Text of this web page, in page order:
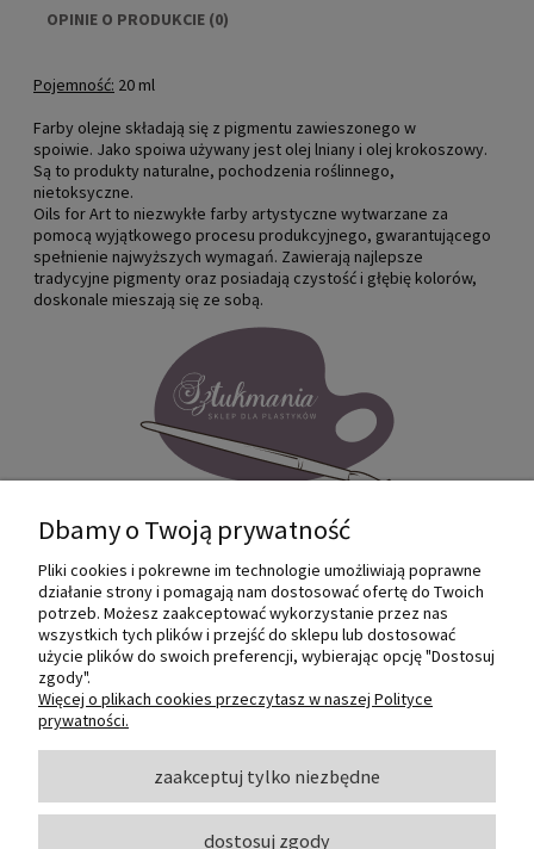
CENA NIE ZAWIERA EWENTUALNYCH KOSZTÓW
OPINIE O PRODUKCIE (0)
Pojemność: 20 ml
Farby olejne składają się z pigmentu zawieszonego w
spoiwie. Jako spoiwa używany jest olej lniany i olej krokoszowy.
Są to produkty naturalne, pochodzenia roślinnego,
nietoksyczne.
Oils for Art to niezwykłe farby artystyczne wytwarzane za
pomocą wyjątkowego procesu produkcyjnego, gwarantującego
spełnienie najwyższych wymagań. Zawierają najlepsze
tradycyjne pigmenty oraz posiadają czystość i głębię kolorów,
doskonale mieszają się ze sobą.
Internetowy sklep dla plastyków
SZTUKMANIA. Profesjonalne artykuły dla
małych i dużych artystów.
O NAS
Dbamy o Twoją prywatność
Pliki cookies i pokrewne im technologie umożliwiają poprawne
działanie strony i pomagają nam dostosować ofertę do Twoich
potrzeb. Możesz zaakceptować wykorzystanie przez nas
wszystkich tych plików i przejść do sklepu lub dostosować
użycie plików do swoich preferencji, wybierając opcję "Dostosuj
zgody".
Więcej o plikach cookies przeczytasz w naszej Polityce
prywatności.
zaakceptuj tylko niezbędne
dostosuj zgody